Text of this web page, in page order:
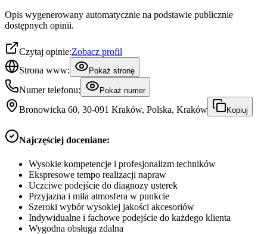
Opis wygenerowany automatycznie na podstawie publicznie
dostępnych opinii.
Czytaj opinie:Zobacz profil
Strona www:
Pokaż stronę
Numer telefonu: Pokaż numer
Bronowicka 60, 30-091 Kraków, Polska, Kraków Kopiuj
Najczęściej doceniane:
Wysokie kompetencje i profesjonalizm techników
Ekspresowe tempo realizacji napraw
Uczciwe podejście do diagnozy usterek
Przyjazna i miła atmosfera w punkcie
Szeroki wybór wysokiej jakości akcesoriów
Indywidualne i fachowe podejście do każdego klienta
Wygodna obsługa zdalna